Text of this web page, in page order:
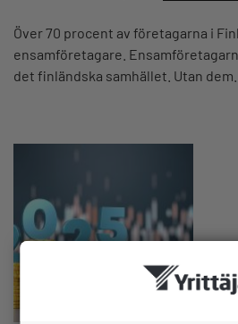
Över 70 procent av företagarna i
ensamföretagare.
det finländska samhället. Utan dem…